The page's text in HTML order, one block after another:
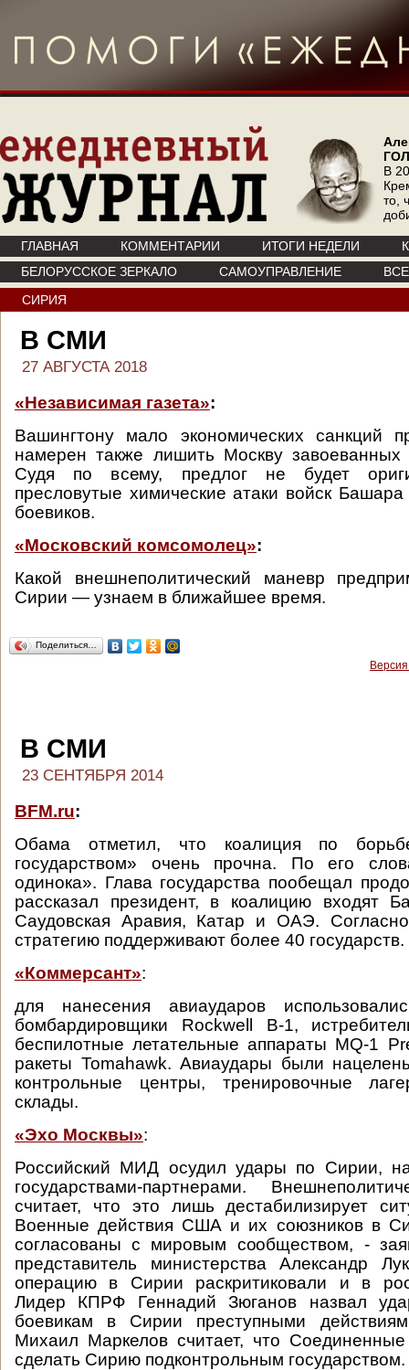
В
то,
ГЛАВНАЯ КОММЕНТАРИИ ИТОГИ НЕДЕЛИ
БЕЛОРУССКОЕ ЗЕРКАЛО
САМОУПРАВЛЕНИЕ
СИРИЯ
В СМИ
27 АВГУСТА 2018
«Независимая газета»:
Вашингтону мало экономических санкций
намерен также лишить Москву
Судя по всему, предлог не будет
пресловутые химические атаки войск
боевиков.
«Московский комсомолец»:
Какой внешнеполитический маневр
Сирии — узнаем в ближайшее время.
Поделиться…
В СМИ
23 СЕНТЯБРЯ 2014
BFM.ru:
Обама отметил, что коалиция по
государством» очень прочна. По его
одинока». Глава государства пообещал
рассказал президент, в коалицию входят
Саудовская Аравия, Катар и ОАЭ.
стратегию поддерживают более 40 государств.
«Коммерсант»:
для нанесения авиаударов
бомбардировщики Rockwell B-1,
беспилотные летательные аппараты MQ-1
ракеты Tomahawk. Авиаудары были
контрольные центры, тренировочные
склады.
«Эхо Москвы»:
Российский МИД осудил удары по Сирии,
государствами-партнерами.
считает, что это лишь дестабилизирует
Военные действия США и их союзников в
согласованы с мировым сообществом, -
представитель министерства Александр
операцию в Сирии раскритиковали и в
Лидер КПРФ Геннадий Зюганов назвал
боевикам в Сирии преступными
Михаил Маркелов считает, что
сделать Сирию подконтрольным государством.